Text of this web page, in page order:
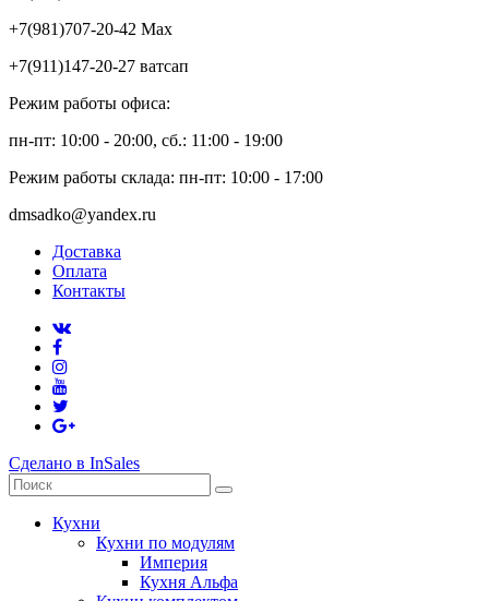
+7(981)707-20-42 Max
+7(911)147-20-27 ватсап
Режим работы офиса:
пн-пт: 10:00 - 20:00, сб.: 11:00 - 19:00
Режим работы склада: пн-пт: 10:00 - 17:00
dmsadko@yandex.ru
Доставка
Оплата
Контакты
Сделано в InSales
Кухни
Кухни по модулям
Империя
Кухня Альфа